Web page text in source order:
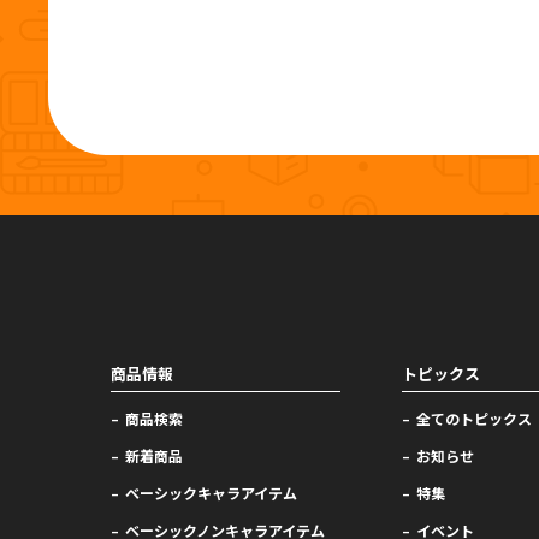
商品情報
商品検索
新着商品
ベーシックキャラアイテム
ベーシックノンキャラアイテム
トピックス
全てのトピックス
お知らせ
特集
イベント